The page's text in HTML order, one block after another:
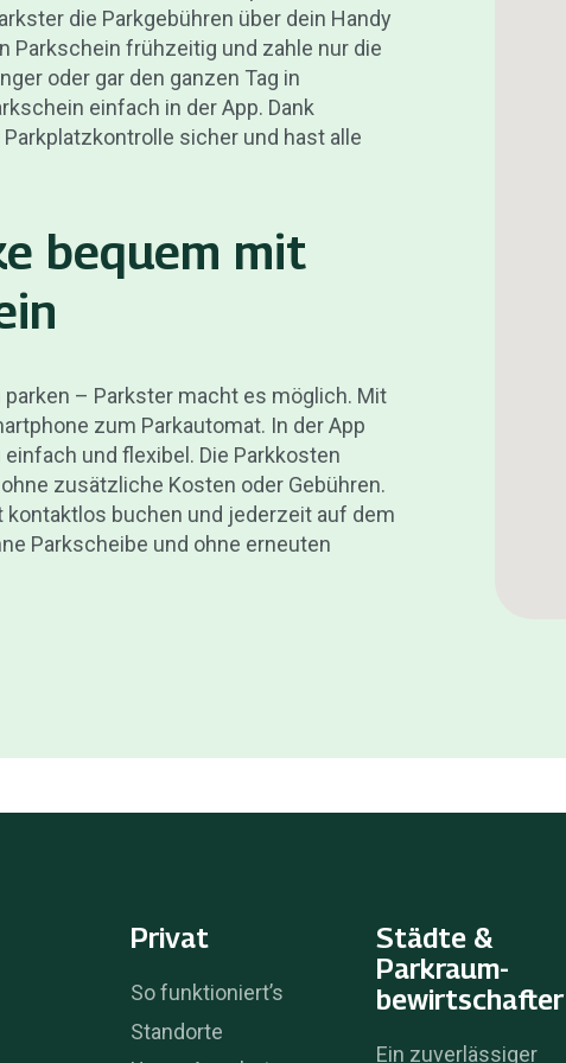
die Parkgebühren über dein Handy
Parkschein frühzeitig und zahle nur die
oder gar den ganzen Tag in
einfach in der App. Dank
sicher und hast alle
bequem mit
– Parkster macht es möglich. Mit
zum Parkautomat. In der App
und flexibel. Die Parkkosten
zusätzliche Kosten oder Gebühren.
kontaktlos buchen und jederzeit auf dem
Parkscheibe und ohne erneuten
Privat
So funktioniert’s
Standorte
Städte &
Parkraum­
bewirtschafter
Ein zuverlässiger